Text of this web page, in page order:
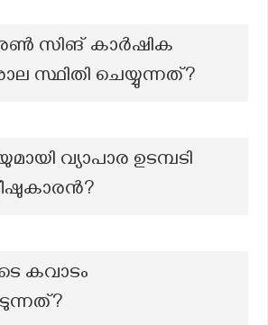
സിങ് കാർഷിക
സ്ഥിതി ചെയ്യുന്നത്?
വ്യാപാര ഉടമ്പടി
കവാടം